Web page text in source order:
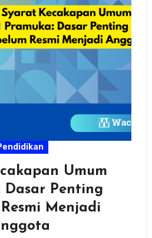
Umum
Dasar Penting
Menjadi